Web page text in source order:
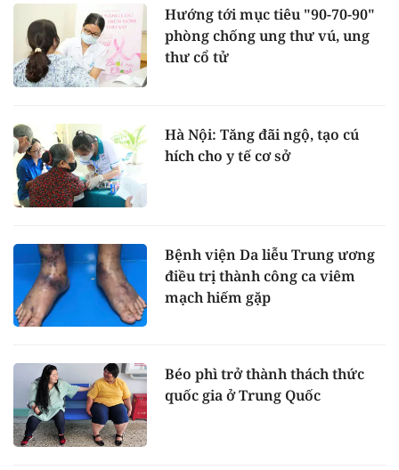
Hướng tới mục tiêu "90-70-90"
phòng chống ung thư vú, ung
thư cổ tử
Hà Nội: Tăng đãi ngộ, tạo cú
hích cho y tế cơ sở
Bệnh viện Da liễu Trung ương
điều trị thành công ca viêm
mạch hiếm gặp
Béo phì trở thành thách thức
quốc gia ở Trung Quốc